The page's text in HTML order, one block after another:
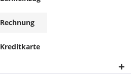
Rechnung
Kreditkarte